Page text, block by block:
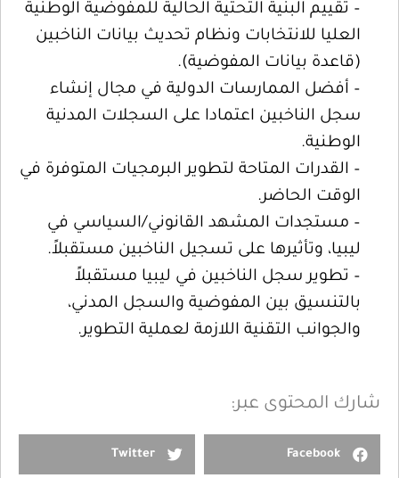
– تقييم البنية التحتية الحالية للمفوضية الوطنية
العليا للانتخابات ونظام تحديث بيانات الناخبين
(قاعدة بيانات المفوضية).
– أفضل الممارسات الدولية في مجال إنشاء
سجل الناخبين اعتمادا على السجلات المدنية
الوطنية.
– القدرات المتاحة لتطوير البرمجيات المتوفرة في
الوقت الحاضر.
– مستجدات المشهد القانوني/السياسي في
ليبيا، وتأثيرها على تسجيل الناخبين مستقبلاً.
– تطوير سجل الناخبين في ليبيا مستقبلاً
بالتنسيق بين المفوضية والسجل المدني،
والجوانب التقنية اللازمة لعملية التطوير.
شارك المحتوى عبر:
Facebook
Twitter